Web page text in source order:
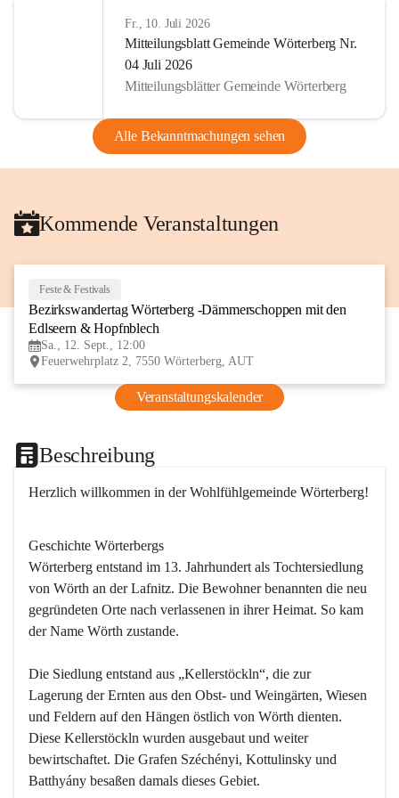
Fr., 10. Juli 2026
Mitteilungsblatt Gemeinde Wörterberg Nr.
04 Juli 2026
Mitteilungsblätter Gemeinde Wörterberg
Alle Bekanntmachungen sehen
Kommende Veranstaltungen
Feste & Festivals
Bezirkswandertag Wörterberg -Dämmerschoppen mit den
Edlseern & Hopfnblech
Sa., 12. Sept., 12:00
Feuerwehrplatz 2, 7550 Wörterberg, AUT
Veranstaltungskalender
Beschreibung
Herzlich willkommen in der Wohlfühlgemeinde Wörterberg!
Geschichte Wörterbergs
Wörterberg entstand im 13. Jahrhundert als Tochtersiedlung
von Wörth an der Lafnitz. Die Bewohner benannten die neu
gegründeten Orte nach verlassenen in ihrer Heimat. So kam
der Name Wörth zustande.
Die Siedlung entstand aus „Kellerstöckln“, die zur
Lagerung der Ernten aus den Obst- und Weingärten, Wiesen
und Feldern auf den Hängen östlich von Wörth dienten.
Diese Kellerstöckln wurden ausgebaut und weiter
bewirtschaftet. Die Grafen Széchényi, Kottulinsky und
Batthyány besaßen damals dieses Gebiet.